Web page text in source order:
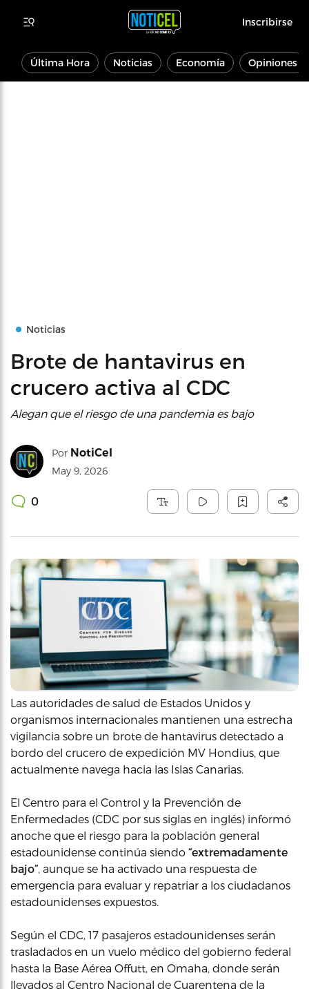
Inscribirse
Última Hora Noticias Economía Opiniones
Noticias
Brote de hantavirus en
crucero activa al CDC
Alegan que el riesgo de una pandemia es bajo
Por NotiCel
May 9, 2026
0
Las autoridades de salud de Estados Unidos y
organismos internacionales mantienen una estrecha
vigilancia sobre un brote de hantavirus detectado a
bordo del crucero de expedición MV Hondius, que
actualmente navega hacia las Islas Canarias.
El Centro para el Control y la Prevención de
Enfermedades (CDC por sus siglas en inglés) informó
anoche que el riesgo para la población general
estadounidense continúa siendo “extremadamente
bajo”, aunque se ha activado una respuesta de
emergencia para evaluar y repatriar a los ciudadanos
estadounidenses expuestos.
Según el CDC, 17 pasajeros estadounidenses serán
trasladados en un vuelo médico del gobierno federal
hasta la Base Aérea Offutt, en Omaha, donde serán
llevados al Centro Nacional de Cuarentena de la